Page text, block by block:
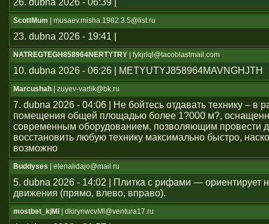
26. dubna 2026 - 06:39 |
ScottMum | musaev.misha.1982.3.5@list.ru
23. dubna 2026 - 19:41 |
NATREGTEGH858964NERTYTRY | fykjrlql@tacoblastmail.com
10. dubna 2026 - 06:26 | METYUTYJ858964MAVNGHJTH
Marcushah | zuyev-vadik@bk.ru
7. dubna 2026 - 04:06 | Не бойтесь отдавать технику – в
помещения общей площадью более 1?000 м?,
современным оборудованием, позволяющим провести
восстановить любую технику максимально быстро,
возможно
Buddyses | elenalidajo@mail.ru
5. dubna 2026 - 14:02 | Плитка с рифами — ориентирует
движения (прямо, влево, вправо).
mostbet_kjMl | dkirynwcvMl@ventura17.ru